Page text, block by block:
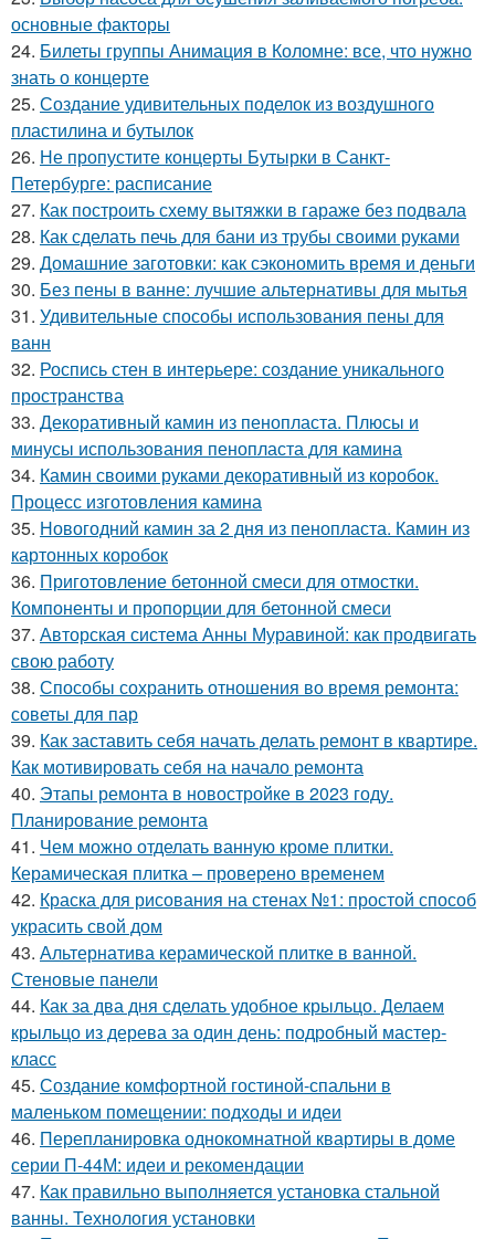
основные факторы
24. Билеты группы Анимация в Коломне: все, что нужно
знать о концерте
25. Создание удивительных поделок из воздушного
пластилина и бутылок
26. Не пропустите концерты Бутырки в Санкт-
Петербурге: расписание
27. Как построить схему вытяжки в гараже без подвала
28. Как сделать печь для бани из трубы своими руками
29. Домашние заготовки: как сэкономить время и деньги
30. Без пены в ванне: лучшие альтернативы для мытья
31. Удивительные способы использования пены для
ванн
32. Роспись стен в интерьере: создание уникального
пространства
33. Декоративный камин из пенопласта. Плюсы и
минусы использования пенопласта для камина
34. Камин своими руками декоративный из коробок.
Процесс изготовления камина
35. Новогодний камин за 2 дня из пенопласта. Камин из
картонных коробок
36. Приготовление бетонной смеси для отмостки.
Компоненты и пропорции для бетонной смеси
37. Авторская система Анны Муравиной: как продвигать
свою работу
38. Способы сохранить отношения во время ремонта:
советы для пар
39. Как заставить себя начать делать ремонт в квартире.
Как мотивировать себя на начало ремонта
40. Этапы ремонта в новостройке в 2023 году.
Планирование ремонта
41. Чем можно отделать ванную кроме плитки.
Керамическая плитка – проверено временем
42. Краска для рисования на стенах №1: простой способ
украсить свой дом
43. Альтернатива керамической плитке в ванной.
Стеновые панели
44. Как за два дня сделать удобное крыльцо. Делаем
крыльцо из дерева за один день: подробный мастер-
класс
45. Создание комфортной гостиной-спальни в
маленьком помещении: подходы и идеи
46. Перепланировка однокомнатной квартиры в доме
серии П-44М: идеи и рекомендации
47. Как правильно выполняется установка стальной
ванны. Технология установки